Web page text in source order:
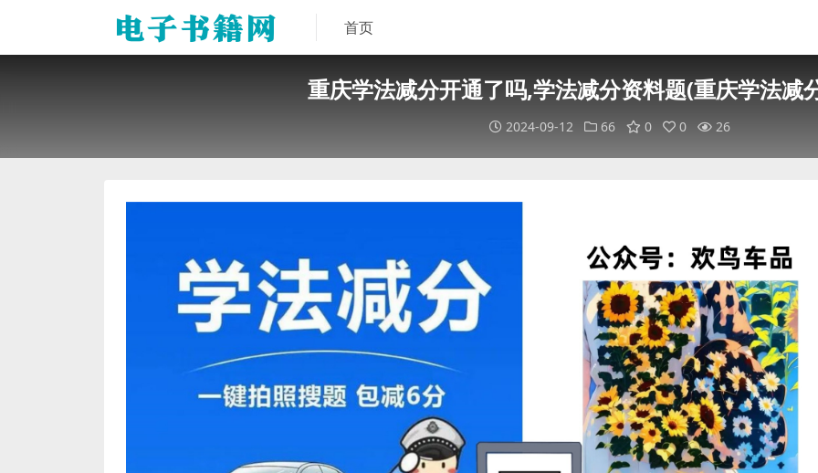
首页
重庆学法减分开通了吗,学法减分资料题(重庆学法减
2024-09-12 66 0 0 26